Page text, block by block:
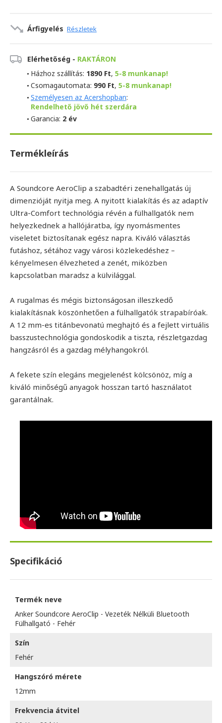
Árfigyelés Részletek
Elérhetőség - RAKTÁRON
Házhoz szállítás: 1890 Ft, 5-8 munkanap!
Csomagautomata: 990 Ft, 5-8 munkanap!
Személyesen az Acershopban:
Rendelhető jövő hét szerdára
Garancia: 2 év
Termékleírás
A Soundcore AeroClip a szabadtéri zenehallgatás új
dimenzióját nyitja meg. A nyitott kialakítás és az adaptív
Ultra-Comfort technológia révén a fülhallgatók nem
helyezkednek a hallójáratba, így nyomásmentes
viseletet biztosítanak egész napra. Kiváló választás
futáshoz, sétához vagy városi közlekedéshez –
kényelmesen élvezheted a zenét, miközben
kapcsolatban maradsz a külvilággal.
A rugalmas és mégis biztonságosan illeszkedő
kialakításnak köszönhetően a fülhallgatók strapabíróak.
A 12 mm-es titánbevonatú meghajtó és a fejlett virtuális
basszustechnológia gondoskodik a tiszta, részletgazdag
hangzásról és a gazdag mélyhangokról.
A fekete szín elegáns megjelenést kölcsönöz, míg a
kiváló minőségű anyagok hosszan tartó használatot
garantálnak.
Specifikáció
Termék neve
Anker Soundcore AeroClip - Vezeték Nélküli Bluetooth
Fülhallgató - Fehér
Szín
Fehér
Hangszóró mérete
12mm
Frekvencia átvitel